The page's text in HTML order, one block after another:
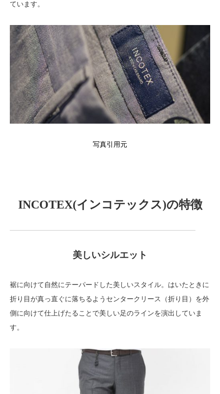
ています。
写真引用元
INCOTEX(インコテックス)の特徴
美しいシルエット
裾に向けて自然にテーパードした美しいスタイル。はいたときに
折り目が真っ直ぐに落ちるようセンタークリース（折り目）を外
側に向けて仕上げたることで美しい足のラインを演出していま
す。